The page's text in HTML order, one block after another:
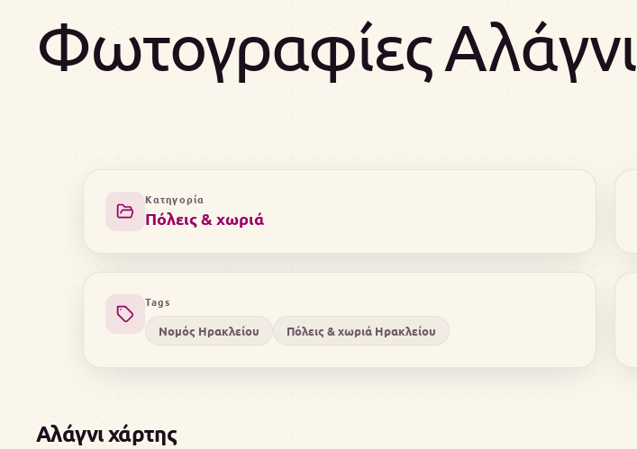
Φωτογραφίες Αλάγνι
Κατηγορία
Πόλεις & χωριά
Tags
Νομός Ηρακλείου Πόλεις & χωριά Ηρακλείου
Αλάγνι χάρτης